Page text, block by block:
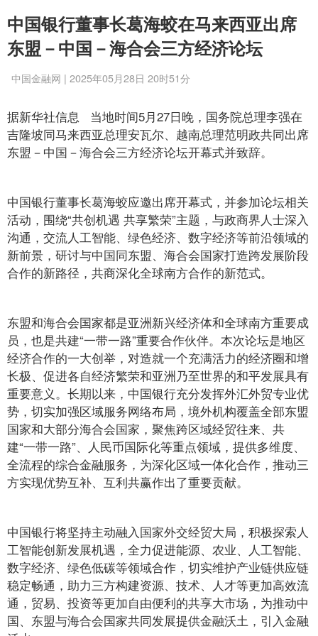
中国银行董事长葛海蛟在马来西亚出席
东盟－中国－海合会三方经济论坛
中国金融网 | 2025年05月28日 20时51分
据新华社信息 当地时间5月27日晚，国务院总理李强在
吉隆坡同马来西亚总理安瓦尔、越南总理范明政共同出席
东盟－中国－海合会三方经济论坛开幕式并致辞。
中国银行董事长葛海蛟应邀出席开幕式，并参加论坛相关
活动，围绕“共创机遇 共享繁荣”主题，与政商界人士深入
沟通，交流人工智能、绿色经济、数字经济等前沿领域的
新前景，研讨与中国同东盟、海合会国家打造跨发展阶段
合作的新路径，共商深化全球南方合作的新范式。
东盟和海合会国家都是亚洲新兴经济体和全球南方重要成
员，也是共建“一带一路”重要合作伙伴。本次论坛是地区
经济合作的一大创举，对造就一个充满活力的经济圈和增
长极、促进各自经济繁荣和亚洲乃至世界的和平发展具有
重要意义。长期以来，中国银行充分发挥外汇外贸专业优
势，切实加强区域服务网络布局，境外机构覆盖全部东盟
国家和大部分海合会国家，聚焦跨区域经贸往来、共
建“一带一路”、人民币国际化等重点领域，提供多维度、
全流程的综合金融服务，为深化区域一体化合作，推动三
方实现优势互补、互利共赢作出了重要贡献。
中国银行将坚持主动融入国家外交经贸大局，积极探索人
工智能创新发展机遇，全力促进能源、农业、人工智能、
数字经济、绿色低碳等领域合作，切实维护产业链供应链
稳定畅通，助力三方构建资源、技术、人才等更加高效流
通，贸易、投资等更加自由便利的共享大市场，为推动中
国、东盟与海合会国家共同发展提供金融沃土，引入金融